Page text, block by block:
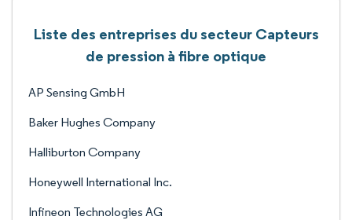
Liste des entreprises du secteur Capteurs
de pression à fibre optique
AP Sensing GmbH
Baker Hughes Company
Halliburton Company
Honeywell International Inc.
Infineon Technologies AG